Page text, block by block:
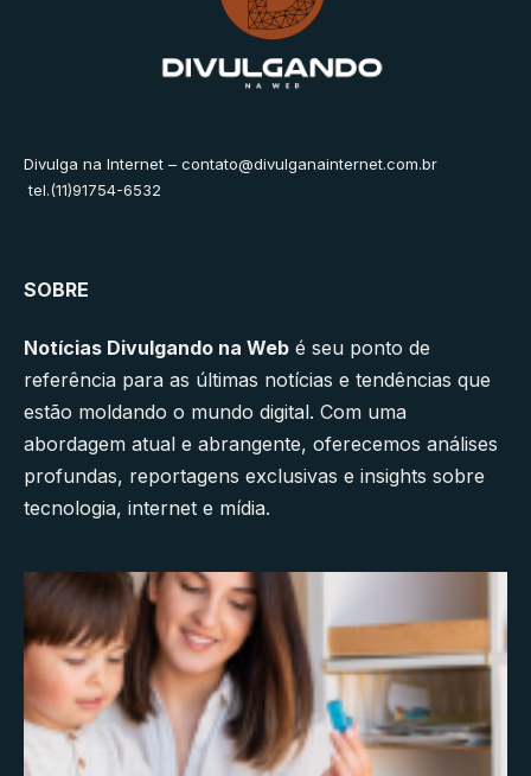
Divulga na Internet – contato@divulganainternet.com.br
tel.(11)91754-6532
SOBRE
Notícias Divulgando na Web é seu ponto de
referência para as últimas notícias e tendências que
estão moldando o mundo digital. Com uma
abordagem atual e abrangente, oferecemos análises
profundas, reportagens exclusivas e insights sobre
tecnologia, internet e mídia.